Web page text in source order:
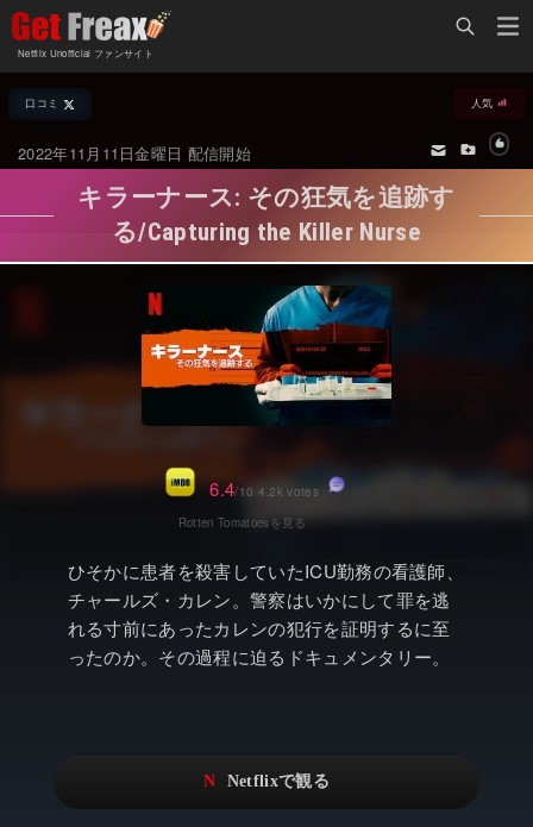
Netflix Unofficial ファンサイト
Netflix新着作品
オールジャンル
海外ドラマ・シリーズ
海外映画
国内TV番組・ドラマ
国内映画
アジアTV番組・ドラマ
アジア映画
ドキュメンタリー
Netflixオリジナル作品
その他の国のTV番組
配信終了予定の作品
海外ドラマ・ラインナップ
Netflix 人気ランキング
Netflix 全作品ラインナップ
Netflix配信作品カスタム検索
トレンド
VOD 総合作品情報
Netflix・VOD総合News
Watchlistへ
Netflix Video
Netflix 高い評価の海外作品
口コミ 人気
2022年11月11日金曜日 配信開始
キラーナース: その狂気を追跡す
る/Capturing the Killer Nurse
ひそかに患者を殺害していたICU勤務の看護師、
チャールズ・カレン。警察はいかにして罪を逃
れる寸前にあったカレンの犯行を証明するに至
ったのか。その過程に迫るドキュメンタリー。
6.4/10 4.2k votes